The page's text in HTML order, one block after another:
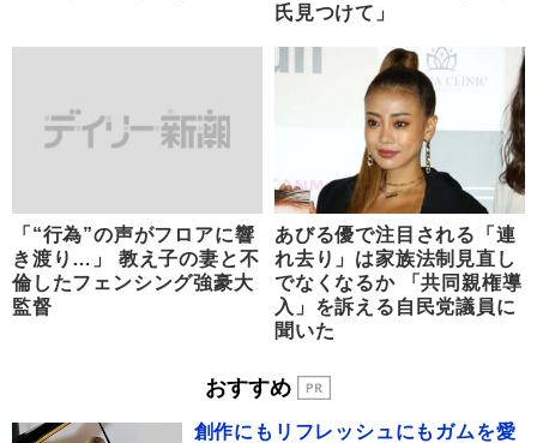
氏見つけて」
「“行為”の声がフロアに響
き渡り…」 教え子の妻と不
倫したフェンシング強豪大
監督
あびる優で注目される「連
れ去り」は家族法制見直し
でなくなるか 「共同親権導
入」を訴える自民党議員に
聞いた
おすすめ
創作にもリフレッシュにもガムを愛